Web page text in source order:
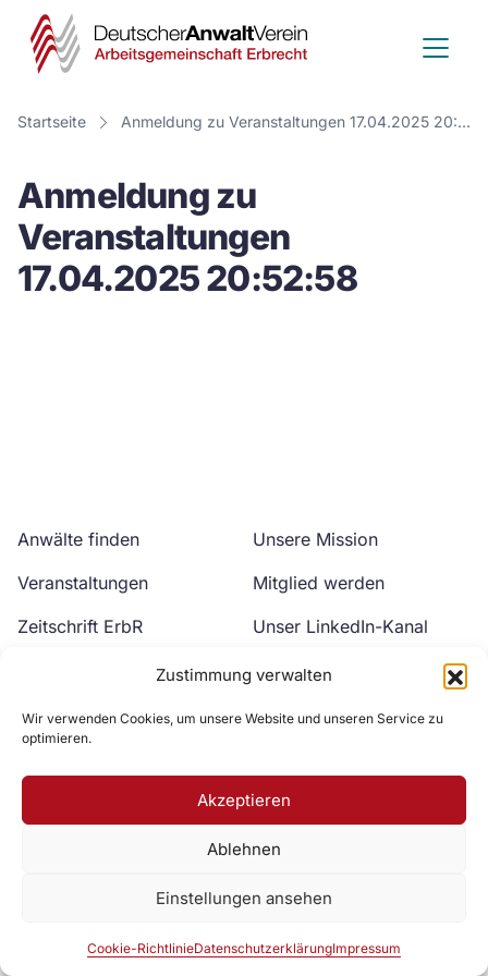
Zustimmung verwalten
Wir verwenden Cookies, um unsere Website und unseren Service zu
optimieren.
Akzeptieren
Ablehnen
Einstellungen ansehen
Cookie-RichtlinieDatenschutzerklärungImpressum
Deutscher
Anwalt
Verein
Startseite Anmeldung zu Veranstaltungen 17.04.2025 20:52:58
Anmeldung zu
Veranstaltungen
17.04.2025 20:52:58
Anwälte finden
Veranstaltungen
Zeitschrift ErbR
Unsere Mission
Mitglied werden
Unser LinkedIn-Kanal
Unser YouTube-Kanal
Zur DAV Webseite